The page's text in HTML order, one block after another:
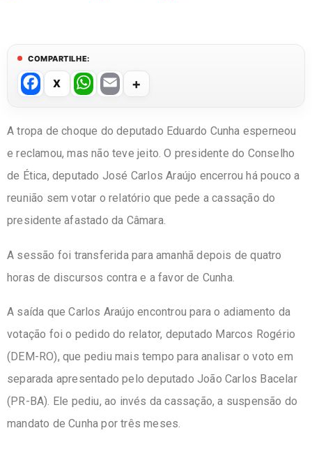
COMPARTILHE:
F
a
c
e
b
o
o
W
h
at
s
A
p
p
E
ail
A tropa de choque do deputado Eduardo Cunha esperneou
e reclamou, mas não teve jeito. O presidente do Conselho
de Ética, deputado José Carlos Araújo encerrou há pouco a
reunião sem votar o relatório que pede a cassação do
presidente afastado da Câmara.
A sessão foi transferida para amanhã depois de quatro
horas de discursos contra e a favor de Cunha.
A saída que Carlos Araújo encontrou para o adiamento da
votação foi o pedido do relator, deputado Marcos Rogério
(DEM-RO), que pediu mais tempo para analisar o voto em
separada apresentado pelo deputado João Carlos Bacelar
(PR-BA). Ele pediu, ao invés da cassação, a suspensão do
mandato de Cunha por três meses.